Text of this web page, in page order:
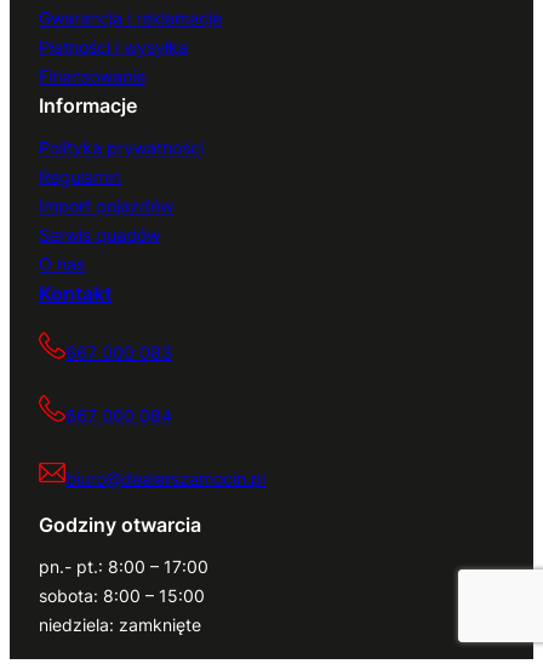
Gwarancja i reklamacje
Płatności i wysyłka
Finansowanie
Informacje
Polityka prywatności
Regulamin
Import pojazdów
Serwis quadów
O nas
Kontakt
667 000 083
667 000 084
biuro@dealerszamocin.pl
Godziny otwarcia
pn.- pt.: 8:00 – 17:00
sobota: 8:00 – 15:00
niedziela: zamknięte